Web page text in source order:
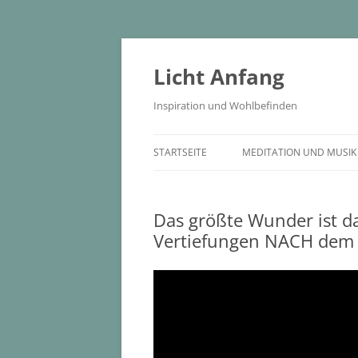
Zum
springen
Licht Anfang
Inspiration und Wohlbefinden
STARTSEITE MEDITATION UND MUSIK
Das größte Wunder ist
Vertiefungen NACH